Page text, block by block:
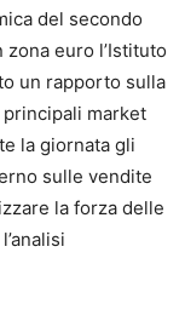
del secondo
zona euro l’Istituto
un rapporto sulla
market
la giornata gli
sulle vendite
la forza delle